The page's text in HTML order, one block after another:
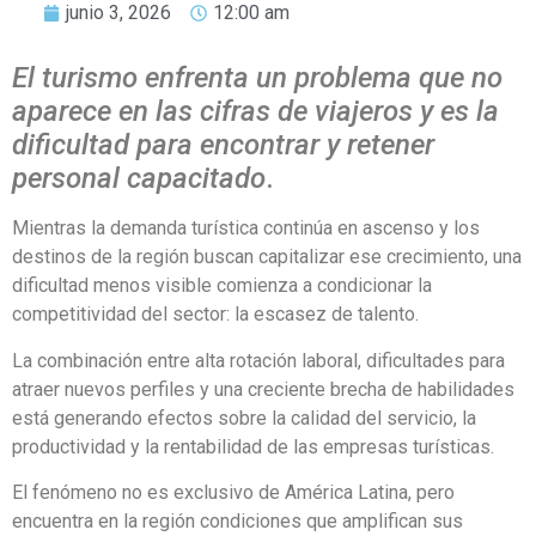
junio 3, 2026 12:00 am
El turismo enfrenta un problema que no
aparece en las cifras de viajeros y es la
dificultad para encontrar y retener
personal capacitado.
Mientras la demanda turística continúa en ascenso y los
destinos de la región buscan capitalizar ese crecimiento, una
dificultad menos visible comienza a condicionar la
competitividad del sector: la escasez de talento.
La combinación entre alta rotación laboral, dificultades para
atraer nuevos perfiles y una creciente brecha de habilidades
está generando efectos sobre la calidad del servicio, la
productividad y la rentabilidad de las empresas turísticas.
El fenómeno no es exclusivo de América Latina, pero
encuentra en la región condiciones que amplifican sus